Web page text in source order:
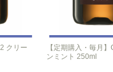
クリー
【定期購入・毎月
ンミント 250ml